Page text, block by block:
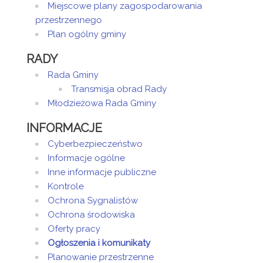
Miejscowe plany zagospodarowania
przestrzennego
Plan ogólny gminy
RADY
Rada Gminy
Transmisja obrad Rady
Młodzieżowa Rada Gminy
INFORMACJE
Cyberbezpieczeństwo
Informacje ogólne
Inne informacje publiczne
Kontrole
Ochrona Sygnalistów
Ochrona środowiska
Oferty pracy
Ogłoszenia i komunikaty
Planowanie przestrzenne